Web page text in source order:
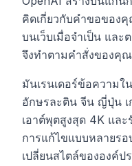
คิดเกี่ยวกับคำขอของ
บนเว็บเมื่อจำเป็น และ
จึงทำตามคำสั่งของคุ
มันเรนเดอร์ข้อความ
อักษรละติน จีน ญี่ปุ่น
เอาต์พุตสูงสุด 4K แล
การแก้ไขแบบหลายร
เปลี่ยนสไตล์ขององค์ป